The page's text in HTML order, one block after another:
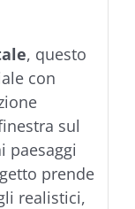
, questo
con
sul
paesaggi
prende
realistici,